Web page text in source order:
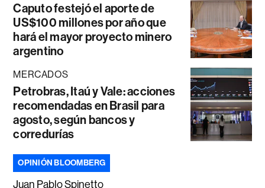
Caputo festejó el aporte de
US$100 millones por año que
hará el mayor proyecto minero
argentino
MERCADOS
Petrobras, Itaú y Vale: acciones
recomendadas en Brasil para
agosto, según bancos y
corredurías
OPINIÓN BLOOMBERG
Juan Pablo Spinetto